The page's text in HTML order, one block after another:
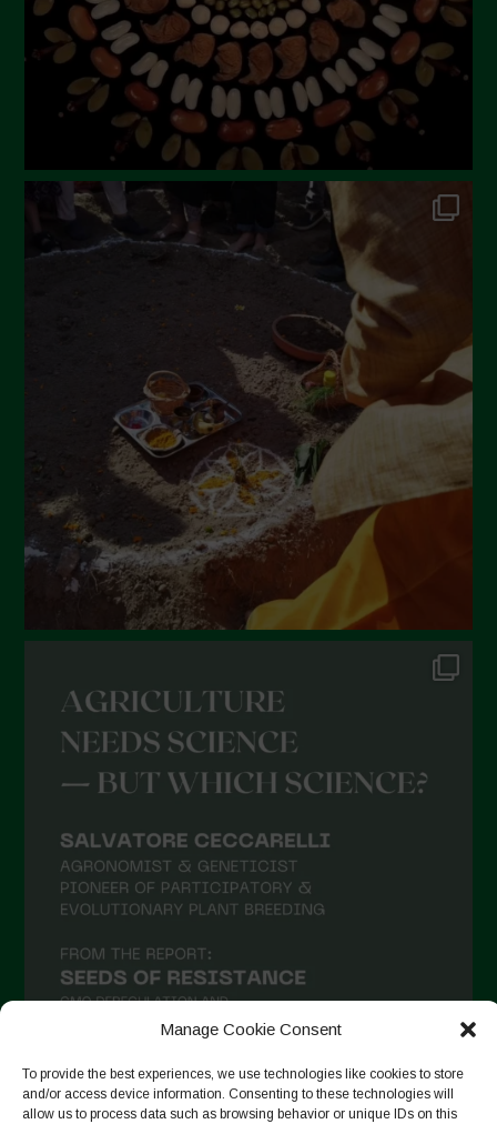
Manage Cookie Consent
To provide the best experiences, we use technologies like cookies to store
and/or access device information. Consenting to these technologies will
allow us to process data such as browsing behavior or unique IDs on this
Marzo 2023
Febbraio 2023
Dicembre 2022
Novembre 2022
Ottobre 2022
Settembre 2022
Aprile 2022
Marzo 2022
Febbraio 2022
Gennaio 2022
Dicembre 2021
Novembre 2021
Settembre 2021
Agosto 2021
Luglio 2021
Aprile 2021
Febbraio 2021
Novembre 2020